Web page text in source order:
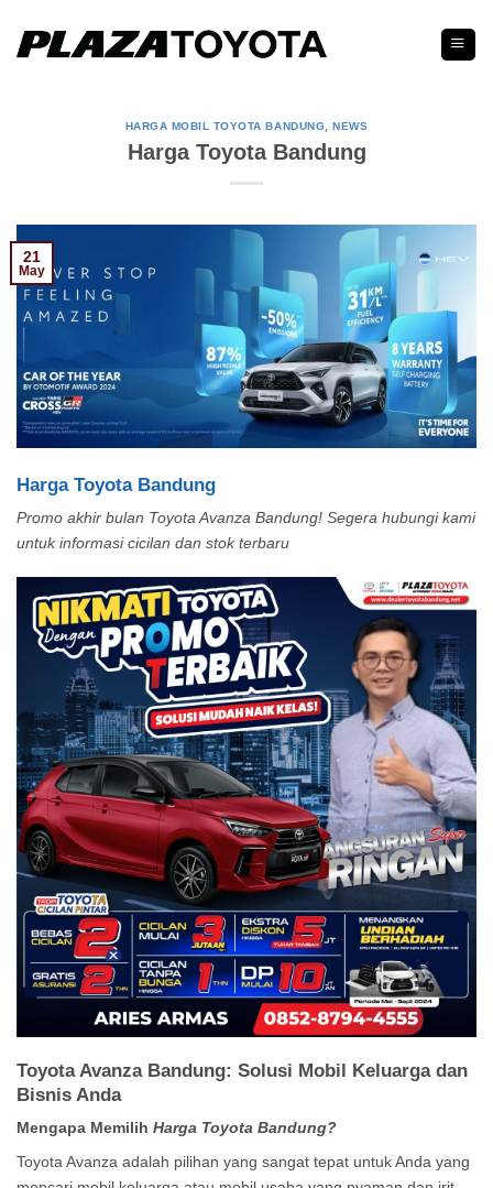
content
HARGA MOBIL TOYOTA BANDUNG ,NEWS
Harga Toyota Bandung
21
May
Harga Toyota Bandung
Promo akhir bulan Toyota Avanza Bandung! Segera hubungi kami
untuk informasi cicilan dan stok terbaru
Toyota Avanza Bandung: Solusi Mobil Keluarga dan
Bisnis Anda
Mengapa Memilih Harga Toyota Bandung?
Toyota Avanza adalah pilihan yang sangat tepat untuk Anda yang